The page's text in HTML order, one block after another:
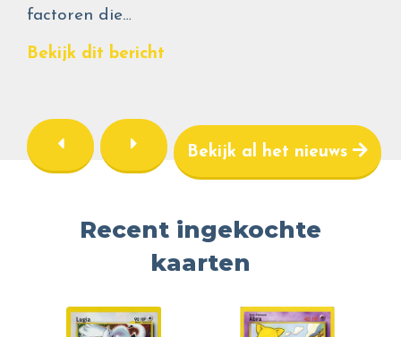
factoren die…
Bekijk dit bericht
Bekijk al het nieuws
Recent ingekochte
kaarten